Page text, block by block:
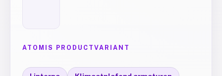
ATOMIS PRODUCTVARIANT